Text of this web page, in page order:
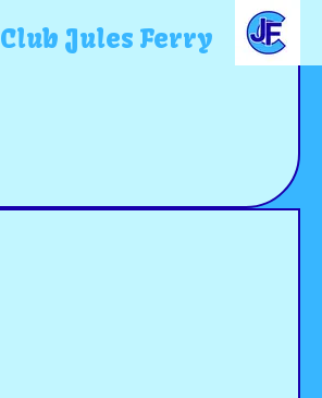
Club Jules Ferry